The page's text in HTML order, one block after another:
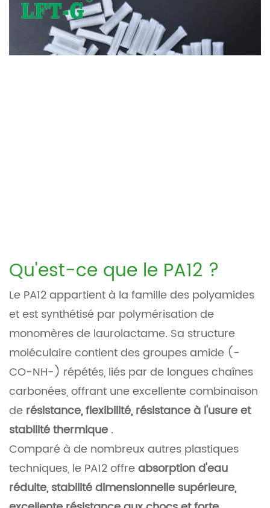
Qu'est-ce que le PA12 ?
Le PA12 appartient à la famille des polyamides
et est synthétisé par polymérisation de
monomères de laurolactame. Sa structure
moléculaire contient des groupes amide (-
CO-NH-) répétés, liés par de longues chaînes
carbonées, offrant une excellente combinaison
de résistance, flexibilité, résistance à l'usure et
stabilité thermique .
Comparé à de nombreux autres plastiques
techniques, le PA12 offreabsorption d'eau
réduite, stabilité dimensionnelle supérieure,